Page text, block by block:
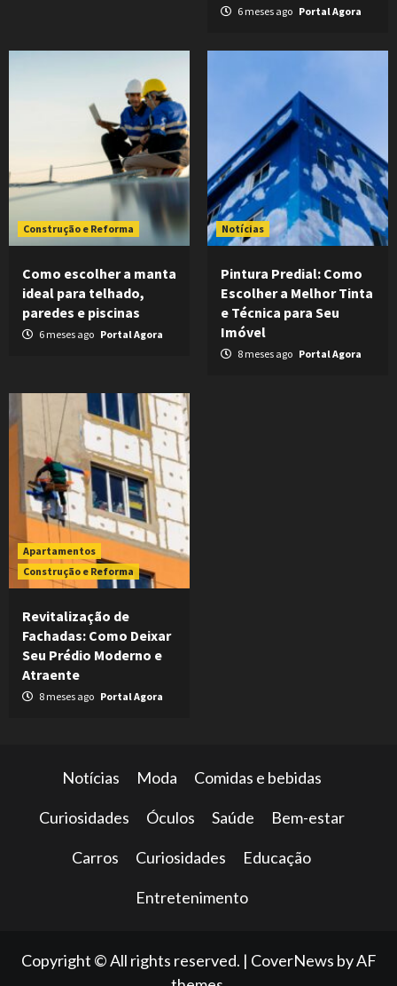
6 meses ago Portal Agora
Construção e Reforma
Como escolher a manta
ideal para telhado,
paredes e piscinas
6 meses ago Portal Agora
Notícias
Pintura Predial: Como
Escolher a Melhor Tinta
e Técnica para Seu
Imóvel
8 meses ago Portal Agora
Apartamentos
Construção e Reforma
Revitalização de
Fachadas: Como Deixar
Seu Prédio Moderno e
Atraente
8 meses ago Portal Agora
Notícias Moda Comidas e bebidas
Curiosidades Óculos Saúde Bem-estar
Carros Curiosidades Educação
Entretenimento
Copyright © All rights reserved. | CoverNews by AF